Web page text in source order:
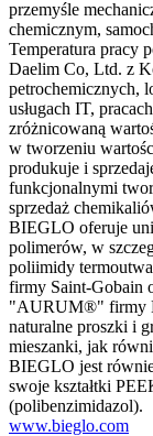
przemyśle
chemicznym,
Temperatura pracy
Daelim Co, Ltd. z
petrochemicznych,
usługach IT,
zróżnicowaną
w tworzeniu
produkuje i
funkcjonalnymi
sprzedaż
BIEGLO oferuje
polimerów, w
poliimidy
firmy Saint-Gobain
"AURUM®" firmy
naturalne proszki i
mieszanki, jak
BIEGLO jest
swoje kształtki
(polibenzimidazol).
www.bieglo.com